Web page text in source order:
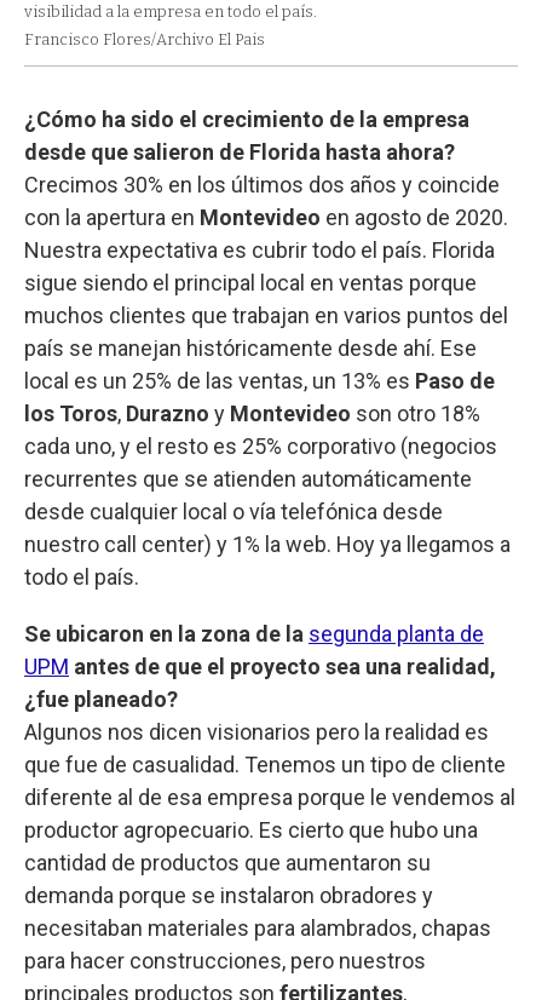
visibilidad a la empresa en todo el país.
Francisco Flores/Archivo El Pais
¿Cómo ha sido el crecimiento de la empresa
desde que salieron de Florida hasta ahora?
Crecimos 30% en los últimos dos años y coincide
con la apertura en Montevideo en agosto de 2020.
Nuestra expectativa es cubrir todo el país. Florida
sigue siendo el principal local en ventas porque
muchos clientes que trabajan en varios puntos del
país se manejan históricamente desde ahí. Ese
local es un 25% de las ventas, un 13% es Paso de
los Toros, Durazno y Montevideo son otro 18%
cada uno, y el resto es 25% corporativo (negocios
recurrentes que se atienden automáticamente
desde cualquier local o vía telefónica desde
nuestro call center) y 1% la web. Hoy ya llegamos a
todo el país.
Se ubicaron en la zona de la segunda planta de
UPM antes de que el proyecto sea una realidad,
¿fue planeado?
Algunos nos dicen visionarios pero la realidad es
que fue de casualidad. Tenemos un tipo de cliente
diferente al de esa empresa porque le vendemos al
productor agropecuario. Es cierto que hubo una
cantidad de productos que aumentaron su
demanda porque se instalaron obradores y
necesitaban materiales para alambrados, chapas
para hacer construcciones, pero nuestros
principales productos son fertilizantes,